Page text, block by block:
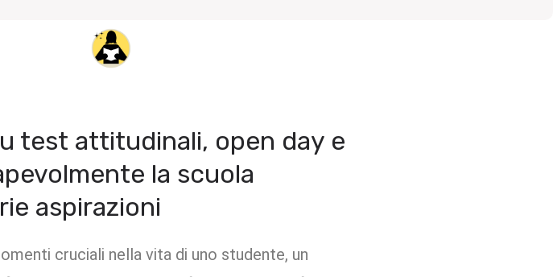
test attitudinali, open day e
la scuola
aspirazioni
cruciali nella vita di uno studente, un